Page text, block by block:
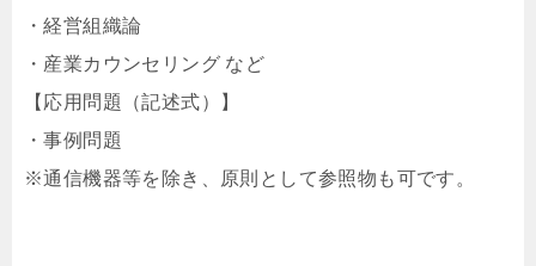
・経営組織論
・産業カウンセリング など
【応用問題（記述式）】
・事例問題
※通信機器等を除き、原則として参照物も可です。